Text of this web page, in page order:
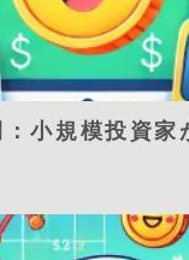
小規模投資家